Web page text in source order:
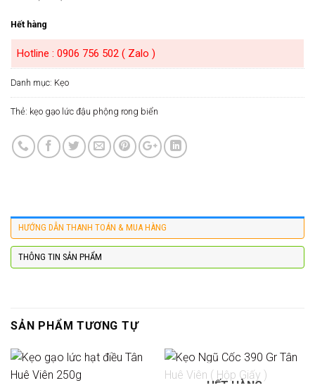
Hết hàng
Hotline : 0906 756 502 ( Zalo )
Danh mục: Kẹo
Thẻ: kẹo gạo lức đậu phộng rong biển
HƯỚNG DẪN THANH TOÁN & MUA HÀNG
THÔNG TIN SẢN PHẨM
SẢN PHẨM TƯƠNG TỰ
HẾT HÀNG